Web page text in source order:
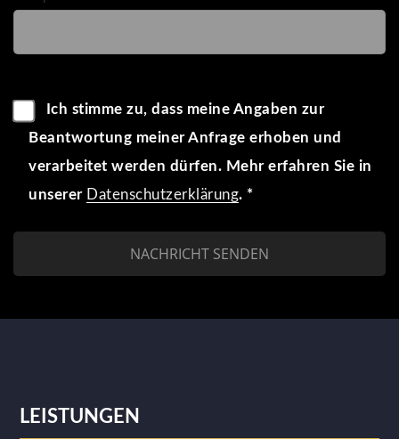
Ich stimme zu, dass meine Angaben zur
Beantwortung meiner Anfrage erhoben und
verarbeitet werden dürfen. Mehr erfahren Sie in
unserer Datenschutzerklärung. *
LEISTUNGEN